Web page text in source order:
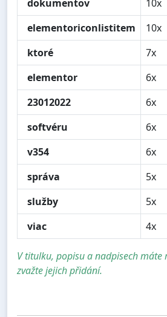
dokumentov 10x
elementoriconlistitem
10x
ktoré
7x
elementor
6x
23012022
6x
softvéru
6x
v354
6x
správa
5x
služby
5x
viac
4x
V titulku, popisu a nadpisech máte
zvažte jejich přidání.